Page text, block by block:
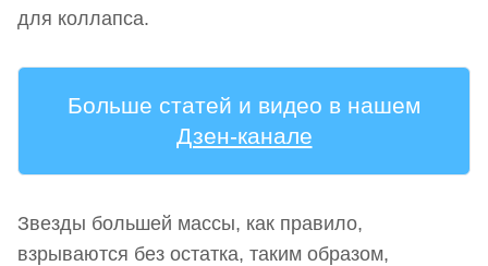
для коллапса.
Больше статей и видео в нашем
Дзен-канале
Звезды большей массы, как правило,
взрываются без остатка, таким образом,